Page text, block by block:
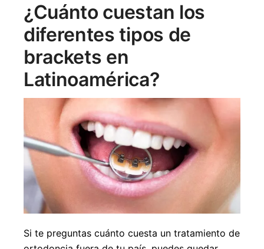
¿Cuánto cuestan los
diferentes tipos de
brackets en
Latinoamérica?
Si te preguntas cuánto cuesta un tratamiento de